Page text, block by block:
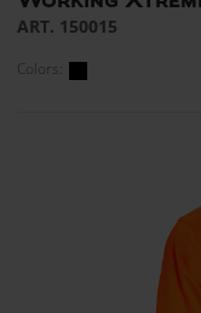
ART. 150015
Colors: